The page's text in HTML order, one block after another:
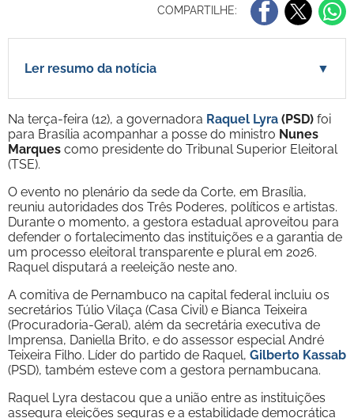
COMPARTILHE:
Ler resumo da notícia ▼
Na terça-feira (12), a governadora Raquel Lyra (PSD) foi
para Brasília acompanhar a posse do ministro Nunes
Marques como presidente do Tribunal Superior Eleitoral
(TSE).
O evento no plenário da sede da Corte, em Brasília,
reuniu autoridades dos Três Poderes, políticos e artistas.
Durante o momento, a gestora estadual aproveitou para
defender o fortalecimento das instituições e a garantia de
um processo eleitoral transparente e plural em 2026.
Raquel disputará a reeleição neste ano.
A comitiva de Pernambuco na capital federal incluiu os
secretários Túlio Vilaça (Casa Civil) e Bianca Teixeira
(Procuradoria-Geral), além da secretária executiva de
Imprensa, Daniella Brito, e do assessor especial André
Teixeira Filho. Líder do partido de Raquel, Gilberto Kassab
(PSD), também esteve com a gestora pernambucana.
Raquel Lyra destacou que a união entre as instituições
assegura eleições seguras e a estabilidade democrática